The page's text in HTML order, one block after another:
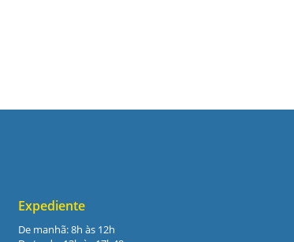
Expediente
De manhã: 8h às 12h